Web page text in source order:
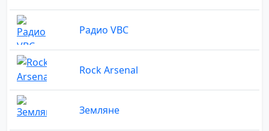
Радио VBC
Rock Arsenal
Земляне